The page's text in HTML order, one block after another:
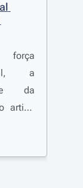
a
da
artigo
de
n.º